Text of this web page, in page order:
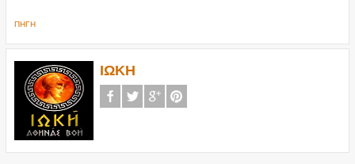
ΠΗΓΗ
ΙΩΚΗ